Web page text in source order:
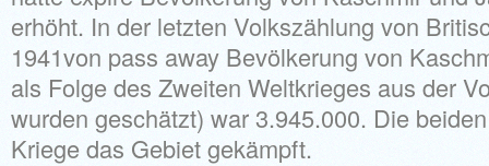
erhöht. In der letzten Volkszählung von
1941von pass away Bevölkerung von
als Folge des Zweiten Weltkrieges aus der
wurden geschätzt) war 3.945.000. Die
Kriege das Gebiet gekämpft.